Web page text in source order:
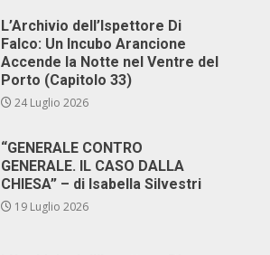
L’Archivio dell’Ispettore Di
Falco: Un Incubo Arancione
Accende la Notte nel Ventre del
Porto (Capitolo 33)
24 Luglio 2026
“GENERALE CONTRO
GENERALE. IL CASO DALLA
CHIESA” – di Isabella Silvestri
19 Luglio 2026